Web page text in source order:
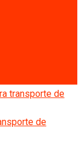
transporte de
de